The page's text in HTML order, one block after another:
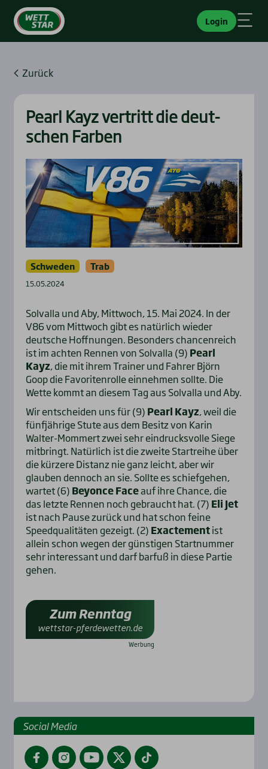
Login
Zurück
Pearl Kayz ver­tritt die deut­
schen Far­ben
Schweden Trab
15.05.2024
Solvalla und Aby, Mittwoch, 15. Mai 2024. In der
V86 vom Mittwoch gibt es natürlich wieder
deutsche Hoffnungen. Besonders chancenreich
ist im achten Rennen von Solvalla (9) Pearl
Kayz, die mit ihrem Trainer und Fahrer Björn
Goop die Favoritenrolle einnehmen sollte. Die
Wette kommt an diesem Tag aus Solvalla und Aby.
Wir entscheiden uns für (9) Pearl Kayz, weil die
fünfjährige Stute aus dem Besitz von Karin
Walter-Mommert zwei sehr eindrucksvolle Siege
mitbringt. Natürlich ist die zweite Startreihe über
die kürzere Distanz nie ganz leicht, aber wir
glauben dennoch an sie. Sollte es schiefgehen,
wartet (6) Beyonce Faceauf ihre Chance, die
das letzte Rennen noch gebraucht hat. (7) Eli Jet
ist nach Pause zurück und hat schon feine
Speedqualitäten gezeigt. (2) Exactementist
allein schon wegen der günstigen Startnummer
sehr interessant und darf barfuß in diese Partie
gehen.
Zum Renntag
wettstar-pferdewetten.de
Social Media
FacebookInstagramYouTubeTwitterTikTok